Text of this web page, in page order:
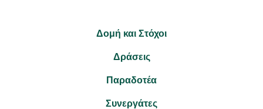
Δομή και Στόχοι
Δράσεις
Παραδοτέα
Συνεργάτες